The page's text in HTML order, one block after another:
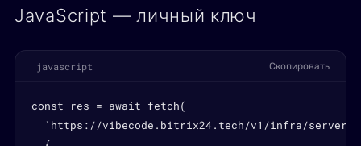
JavaScript — личный ключ
javascript Скопировать
const res = await fetch(
`https://vibecode.bitrix24.tech/v1/infra/